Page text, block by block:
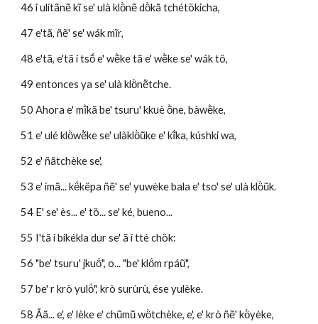
46 i ulítãnẽ kĩ se' ulà klö̀nẽ dö̀kã tchétökicha,
47 e'tã, ñẽ' se' wák mĩr,
48 e'tã, e'tã i tsṍ e' wẽ̀ke tã e' wẽ̀ke se' wák tö,
49 entonces ya se' ulà klö̀nẽ̀tche.
50 Ahora e' mĩ̀kã be' tsuru' kkuè õ̀ne, bàwẽ̀ke,
51 e' ulé klö̀wẽ̀ke se' ulàklö̀ũ̀ke e' kĩ́ka, kúshki wa,
52 e' ñãtchèke se',
53 e' ímã... kë́këpa ñẽ' se' yuwèke bala e' tso' se' ulà klö̀ũk.
54 E' se' ès... e' tö... se' ké, bueno...
55 I'tã i bikékla dur se' ã i tté chök:
56 "be' tsuru' jkuö́", o... "be' klö́m rpáũ",
57 be' r krò yulö́", krò surùrù, ése yulèke.
58 Ãã... e', e' lèke e' chũmũ̀ wö̀tchèke, e', e' krò ñẽ' kö̀yèke,